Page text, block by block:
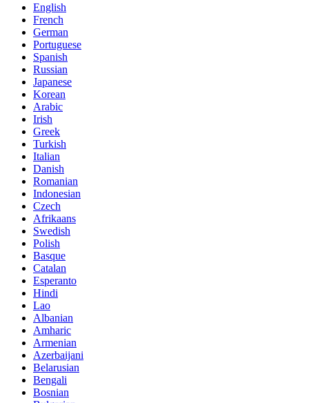
English
French
German
Portuguese
Spanish
Russian
Japanese
Korean
Arabic
Irish
Greek
Turkish
Italian
Danish
Romanian
Indonesian
Czech
Afrikaans
Swedish
Polish
Basque
Catalan
Esperanto
Hindi
Lao
Albanian
Amharic
Armenian
Azerbaijani
Belarusian
Bengali
Bosnian